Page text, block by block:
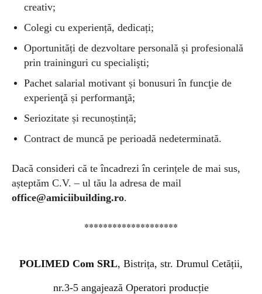
creativ;
Colegi cu experiență, dedicați;
Oportunități de dezvoltare personală și profesională
prin traininguri cu specialişti;
Pachet salarial motivant și bonusuri în funcţie de
experienţă și performanţă;
Seriozitate și recunoștință;
Contract de muncă pe perioadă nedeterminată.
Dacă consideri că te încadrezi în cerințele de mai sus,
așteptăm C.V. – ul tău la adresa de mail
office@amiciibuilding.ro.
********************
POLIMED Com SRL, Bistrița, str. Drumul Cetății,
nr.3-5 angajează Operatori producție